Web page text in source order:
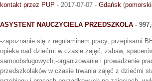
kontakt przez PUP - 2017-07-07 - Gdańsk (
ASYSTENT NAUCZYCIELA PRZEDSZKOLA -
-zapoznanie się z regulaminem pracy, przepisami
opieka nad dziećmi w czasie zajęć, zabaw,
samoobsługowych,-organizowanie i prowadzenie
przedszkolaków w czasie trwania zajęć z dziećmi